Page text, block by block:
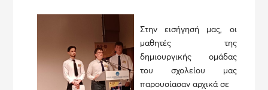
Στην εισήγησή μας, οι
μαθητές της
δημιουργικής ομάδας
του σχολείου μας
παρουσίασαν αρχικά σε